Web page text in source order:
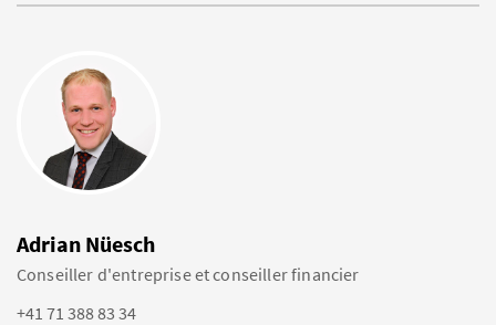
Adrian Nüesch
Conseiller d'entreprise et conseiller financier
+41 71 388 83 34